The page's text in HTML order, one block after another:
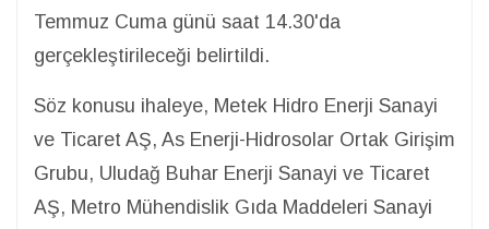
Temmuz Cuma günü saat 14.30'da
gerçekleştirileceği belirtildi.
Söz konusu ihaleye, Metek Hidro Enerji Sanayi
ve Ticaret AŞ, As Enerji-Hidrosolar Ortak Girişim
Grubu, Uludağ Buhar Enerji Sanayi ve Ticaret
AŞ, Metro Mühendislik Gıda Maddeleri Sanayi